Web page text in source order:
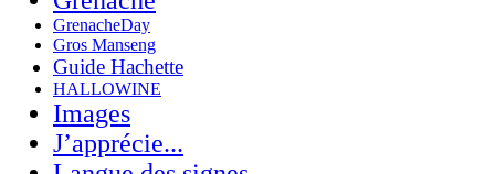
GrenacheDay
Gros Manseng
Guide Hachette
HALLOWINE
Images
J’apprécie...